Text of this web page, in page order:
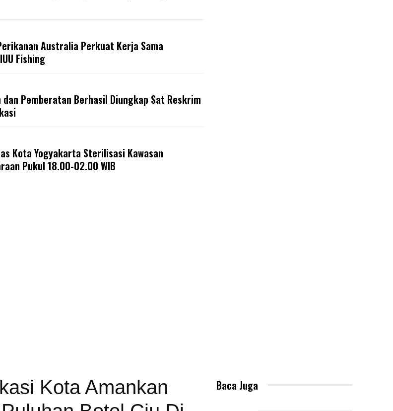
Australia Perkuat Kerja Sama
Fishing
dan Pemberatan Berhasil Diungkap Sat Reskrim
Kota Yogyakarta Sterilisasi Kawasan
Pukul 18.00-02.00 WIB